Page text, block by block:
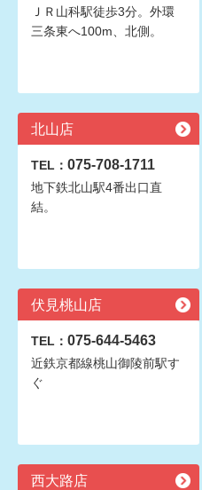
ＪＲ山科駅徒歩3分。外環
三条東へ100m、北側。
北山店
TEL： 075-708-1711
地下鉄北山駅4番出口直
結。
伏見桃山店
TEL： 075-644-5463
近鉄京都線桃山御陵前駅す
ぐ
西大路店